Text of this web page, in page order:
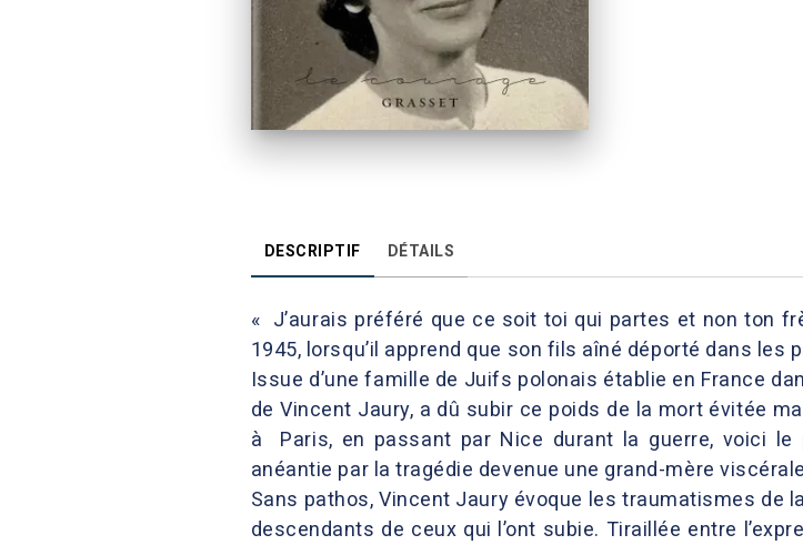
DESCRIPTIF DÉTAILS
« J’aurais préféré que ce soit toi qui partes et non ton
1945, lorsqu’il apprend que son fils aîné déporté dans
Issue d’une famille de Juifs polonais établie en France
de Vincent Jaury, a dû subir ce poids de la mort évitée
à Paris, en passant par Nice durant la guerre, voici le
anéantie par la tragédie devenue une grand-mère
Sans pathos, Vincent Jaury évoque les traumatismes
descendants de ceux qui l’ont subie. Tiraillée entre